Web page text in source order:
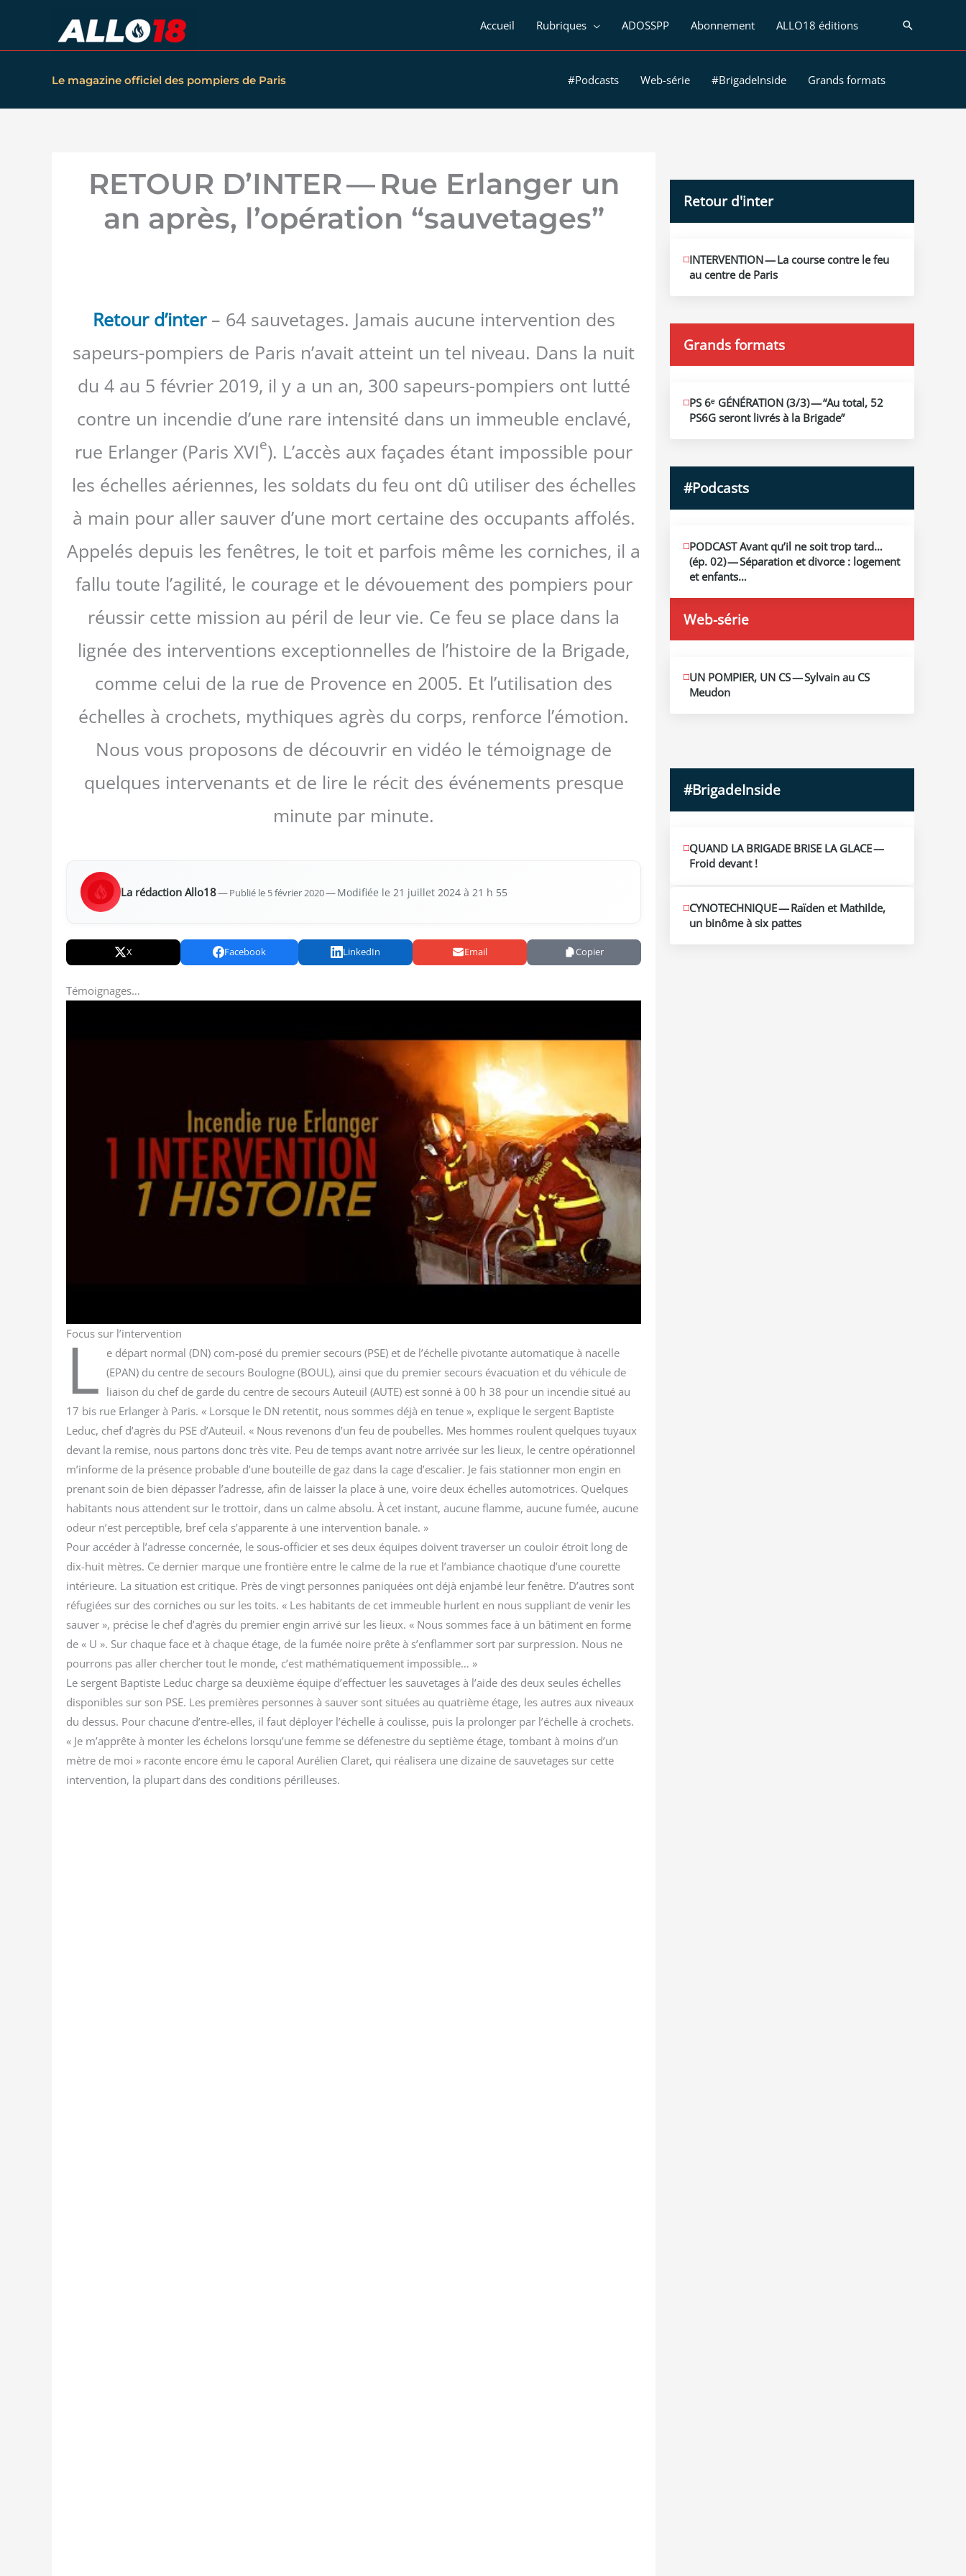
contenu
Accueil Rubriques ADOSSPP Abonnement ALLO18 éditions
Le magazine officiel des pompiers de Paris #Podcasts Web-série #BrigadeInside Grands formats
RETOUR D’INTER — Rue Erlanger un
an après, l’opération “sauvetages”
Retour d’inter– 64 sauvetages. Jamais aucune intervention des
sapeurs-pompiers de Paris n’avait atteint un tel niveau. Dans la nuit
du 4 au 5 février 2019, il y a un an, 300 sapeurs-pompiers ont lutté
contre un incendie d’une rare intensité dans un immeuble enclavé,
rue Erlanger (Paris XVIe). L’accès aux façades étant impossible pour
les échelles aériennes, les soldats du feu ont dû utiliser des échelles
à main pour aller sauver d’une mort certaine des occupants affolés.
Appelés depuis les fenêtres, le toit et parfois même les corniches, il a
fallu toute l’agilité, le courage et le dévouement des pompiers pour
réussir cette mission au péril de leur vie. Ce feu se place dans la
lignée des interventions exceptionnelles de l’histoire de la Brigade,
comme celui de la rue de Provence en 2005. Et l’utilisation des
échelles à crochets, mythiques agrès du corps, renforce l’émotion.
Nous vous proposons de découvrir en vidéo le témoignage de
quelques intervenants et de lire le récit des événements presque
minute par minute.
La rédac­tion Allo18—Publié le 5 février 2020— Modi­fiée le 21 juillet 2024 à 21 h 55
X Facebook LinkedIn Email Copier
Témoignages…
Focus sur l’intervention
L e départ nor­mal (DN) com-posé du pre­mier secours (PSE) et de l’échelle pivo­tante auto­ma­tique à nacelle
(EPAN) du centre de secours Bou­logne (BOUL), ain­si que du pre­mier secours éva­cua­tion et du véhi­cule de
liai­son du chef de garde du centre de secours Auteuil (AUTE) est son­né à 00 h 38 pour un incen­die situé au
17 bis rue Erlan­ger à Paris. « Lorsque le DN reten­tit, nous sommes déjà en tenue », explique le ser­gent Bap­tiste
Leduc, chef d’agrès du PSE d’Auteuil. « Nous reve­nons d’un feu de pou­belles. Mes hommes roulent quelques tuyaux
devant la remise, nous par­tons donc très vite. Peu de temps avant notre arri­vée sur les lieux, le centre opé­ra­tion­nel
m’informe de la pré­sence pro­bable d’une bou­teille de gaz dans la cage d’escalier. Je fais sta­tion­ner mon engin en
pre­nant soin de bien dépas­ser l’adresse, afin de lais­ser la place à une, voire deux échelles auto­mo­trices. Quelques
habi­tants nous attendent sur le trot­toir, dans un calme abso­lu. À cet ins­tant, aucune flamme, aucune fumée, aucune
odeur n’est per­cep­tible, bref cela s’apparente à une inter­ven­tion banale. »
Pour accé­der à l’adresse concer­née, le sous-offi­cier et ses deux équipes doivent tra­ver­ser un cou­loir étroit long de
dix-huit mètres. Ce der­nier marque une fron­tière entre le calme de la rue et l’ambiance chao­tique d’une cou­rette
inté­rieure. La situa­tion est cri­tique. Près de vingt per­sonnes pani­quées ont déjà enjam­bé leur fenêtre. D’autres sont
réfu­giées sur des cor­niches ou sur les toits. « Les habi­tants de cet immeuble hurlent en nous sup­pliant de venir les
sau­ver », pré­cise le chef d’agrès du pre­mier engin arri­vé sur les lieux. « Nous sommes face à un bâti­ment en forme
de « U ». Sur chaque face et à chaque étage, de la fumée noire prête à s’enflammer sort par sur­pres­sion. Nous ne
pour­rons pas aller cher­cher tout le monde, c’est mathé­ma­ti­que­ment impos­sible… »
Le ser­gent Bap­tiste Leduc charge sa deuxième équipe d’effectuer les sau­ve­tages à l’aide des deux seules échelles
dis­po­nibles sur son PSE. Les pre­mières per­sonnes à sau­ver sont situées au qua­trième étage, les autres aux niveaux
du des­sus. Pour cha­cune d’entre-elles, il faut déployer l’échelle à cou­lisse, puis la pro­lon­ger par l’échelle à cro­chets.
« Je m’apprête à mon­ter les éche­lons lorsqu’une femme se défe­nestre du sep­tième étage, tom­bant à moins d’un
mètre de moi » raconte encore ému le capo­ral Auré­lien Cla­ret, qui réa­li­se­ra une dizaine de sau­ve­tages sur cette
inter­ven­tion, la plu­part dans des condi­tions périlleuses.
Retour d'inter
JUIN
12
2026
INTERVENTION — La course contre le feu
au centre de Paris
Grands formats
JUIN
19
2026
PS 6ᵉ GÉNÉRATION (3/​3) — “Au total, 52
PS6G seront livrés à la Brigade”
#Podcasts
MAI
13
2026
PODCAST Avant qu’il ne soit trop tard…
(ép. 02) — Séparation et divorce : logement
et enfants…
Web-série
MAI
10
2026
UN POMPIER, UN CS — Sylvain au CS
Meudon
#BrigadeInside
QUAND LA BRIGADE BRISE LA GLACE —
Froid devant !
CYNOTECHNIQUE — Raïden et Mathilde,
un binôme à six pattes